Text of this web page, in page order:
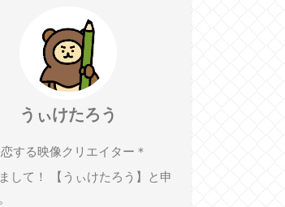
うぃけたろう
する映像クリエイター＊
して！ 【うぃけたろう】と申